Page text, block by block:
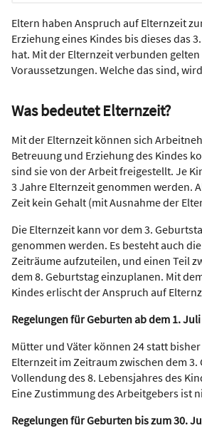
Eltern haben Anspruch auf Elternzeit
Erziehung eines Kindes bis dieses das
hat. Mit der Elternzeit verbunden
Voraussetzungen. Welche das sind,
Was bedeutet Elternzeit?
Mit der Elternzeit können sich
Betreuung und Erziehung des Kindes
sind sie von der Arbeit freigestellt. Je
3 Jahre Elternzeit genommen werden.
Zeit kein Gehalt (mit Ausnahme der
Die Elternzeit kann vor dem 3.
genommen werden. Es besteht auch
Zeiträume aufzuteilen, und einen Teil
dem 8. Geburtstag einzuplanen. Mit
Kindes erlischt der Anspruch auf
Regelungen für Geburten ab dem 1. Juli
Mütter und Väter können 24 statt
Elternzeit im Zeitraum zwischen dem
Vollendung des 8. Lebensjahres des
Eine Zustimmung des Arbeitgebers ist
Regelungen für Geburten bis zum 30.